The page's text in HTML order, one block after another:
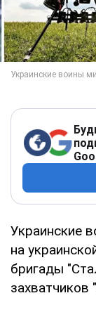
Украинские
на
бригады